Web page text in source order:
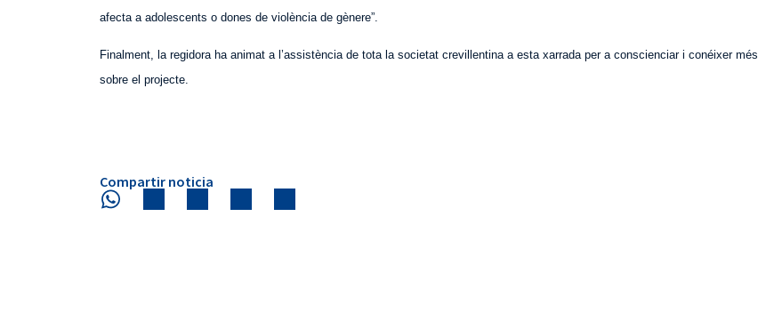
afecta a adolescents o dones de violència de gènere”.
Finalment, la regidora ha animat a l’assistència de tota la societat crevillentina a esta xarrada per a conscienciar i conéixer més
sobre el projecte.
Compartir noticia